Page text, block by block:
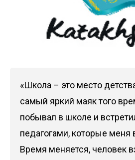
«Школа – это место
самый яркий маяк того
побывал в школе и
педагогами, которые меня
Время меняется, человек